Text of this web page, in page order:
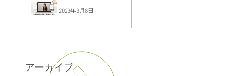
2023年3月8日
アーカイブ